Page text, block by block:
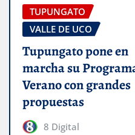
TUPUNGATO
VALLE DE UCO
Tupungato pone en
marcha su
Verano con grandes
propuestas
8 Digital